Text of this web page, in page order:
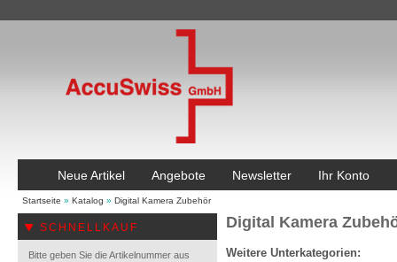
Neue Artikel Angebote Newsletter Ihr Konto
Startseite » Katalog » Digital Kamera Zubehör
SCHNELLKAUF
Bitte geben Sie die Artikelnummer aus
Digital Kamera
Weitere Unterkategorien: